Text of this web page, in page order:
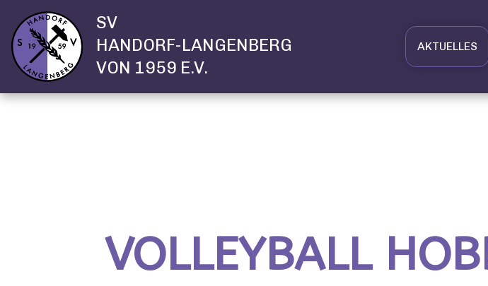
SV
HANDORF-LANGENBERG
VON 1959 E.V.
AKTUELLES
VOLLEYBALL